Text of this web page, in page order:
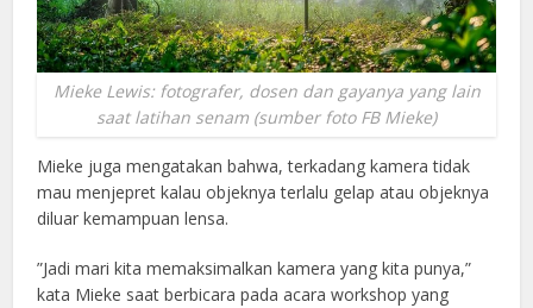
Mieke Lewis: fotografer, dosen dan gayanya yang lain
saat latihan senam (sumber foto FB Mieke)
Mieke juga mengatakan bahwa, terkadang kamera tidak
mau menjepret kalau objeknya terlalu gelap atau objeknya
diluar kemampuan lensa.
”Jadi mari kita memaksimalkan kamera yang kita punya,”
kata Mieke saat berbicara pada acara workshop yang